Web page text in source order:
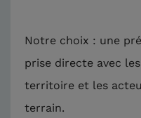
Notre choix : une
prise directe avec
territoire et les
terrain.